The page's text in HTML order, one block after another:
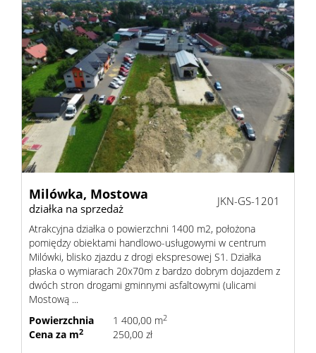
Milówka, Mostowa
działka na sprzedaż
JKN-GS-1201
Atrakcyjna działka o powierzchni 1400 m2, położona
pomiędzy obiektami handlowo-usługowymi w centrum
Milówki, blisko zjazdu z drogi ekspresowej S1. Działka
płaska o wymiarach 20x70m z bardzo dobrym dojazdem z
dwóch stron drogami gminnymi asfaltowymi (ulicami
Mostową ...
Powierzchnia
1 400,00 m2
Cena za m2 250,00 zł